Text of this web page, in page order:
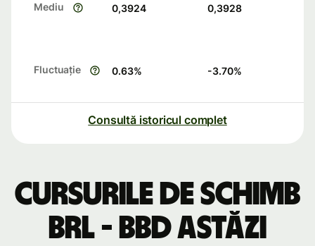
Mediu 0,3924 0,3928
Fluctuație 0.63% -3.70%
Consultă istoricul complet
Cursurile de schimb
BRL - BBD astăzi